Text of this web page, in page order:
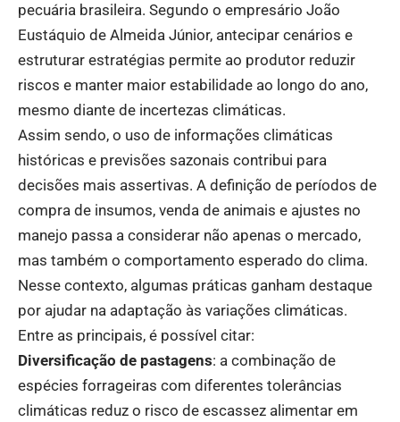
pecuária brasileira. Segundo o empresário João
Eustáquio de Almeida Júnior, antecipar cenários e
estruturar estratégias permite ao produtor reduzir
riscos e manter maior estabilidade ao longo do ano,
mesmo diante de incertezas climáticas.
Assim sendo, o uso de informações climáticas
históricas e previsões sazonais contribui para
decisões mais assertivas. A definição de períodos de
compra de insumos, venda de animais e ajustes no
manejo passa a considerar não apenas o mercado,
mas também o comportamento esperado do clima.
Nesse contexto, algumas práticas ganham destaque
por ajudar na adaptação às variações climáticas.
Entre as principais, é possível citar:
Diversificação de pastagens: a combinação de
espécies forrageiras com diferentes tolerâncias
climáticas reduz o risco de escassez alimentar em